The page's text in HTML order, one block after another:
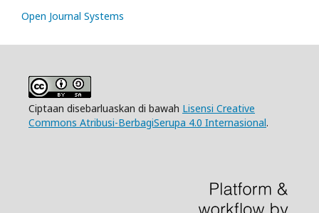
Open Journal Systems
Ciptaan disebarluaskan di bawah Lisensi Creative
Commons Atribusi-BerbagiSerupa 4.0 Internasional.